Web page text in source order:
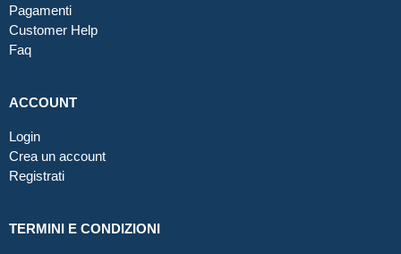
Pagamenti
Customer Help
Faq
ACCOUNT
Login
Crea un account
Registrati
TERMINI E CONDIZIONI